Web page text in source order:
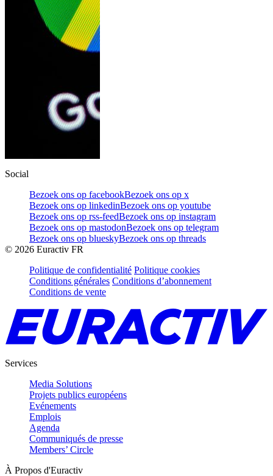
Social
Bezoek ons op facebookBezoek ons op x
Bezoek ons op linkedinBezoek ons op youtube
Bezoek ons op rss-feedBezoek ons op instagram
Bezoek ons op mastodonBezoek ons op telegram
Bezoek ons op blueskyBezoek ons op threads
© 2026 Euractiv FR
Politique de confidentialité Politique cookies
Conditions générales Conditions d’abonnement
Conditions de vente
Services
Media Solutions
Projets publics européens
Evénements
Emplois
Agenda
Communiqués de presse
Members’ Circle
À Propos d'Euractiv